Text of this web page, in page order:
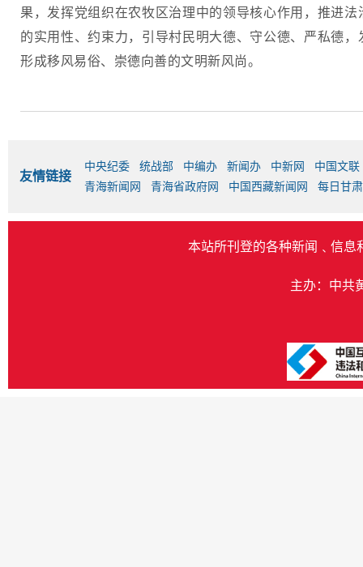
果，发挥党组织在农牧区治理中的领导核心作用，推进
的实用性、约束力，引导村民明大德、守公德、严私德
形成移风易俗、崇德向善的文明新风尚。
友情链接
中央纪委 统战部 中编办 新闻办 中新网
中国文联
青海新闻网
青海省政府网 中国西藏新闻网 每日甘
本站所刊登的各种新闻﹑信息
主办：中共